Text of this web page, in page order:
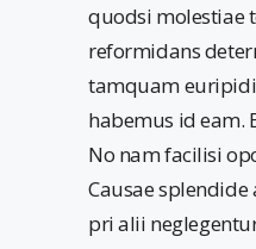
quodsi molestiae
reformidans
tamquam
habemus id eam.
No nam facilisi
Causae
pri alii